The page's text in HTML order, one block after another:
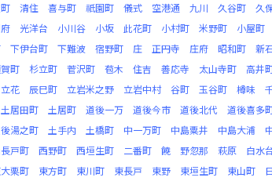
清住 喜与町 祇園町 儀式 空港通 九川 久谷町 久
光洋台 小川谷 小坂 此花町 小村町 米野町 小屋町
下伊台町 下難波 宿野町 庄 正円寺 庄府 昭和町 新
町 杉立町 菅沢町 苞木 住吉 善応寺 太山寺町 高井
立花 辰巳町 立岩米之野 立岩中村 谷町 玉谷町 樽味
土居田町 土居町 道後一万 道後今市 道後北代 道後喜多
湯之町 土手内 土橋町 中一万町 中島粟井 中島大浦
戸町 西野町 西垣生町 二番町 饒 野忽那 萩原 白水
栗町 東方町 東川町 東長戸 東野 東垣生町 東山町